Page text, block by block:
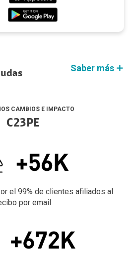
Saber más
CAMBIOS E IMPACTO
C23PE
el 99% de clientes afiliados al
por email